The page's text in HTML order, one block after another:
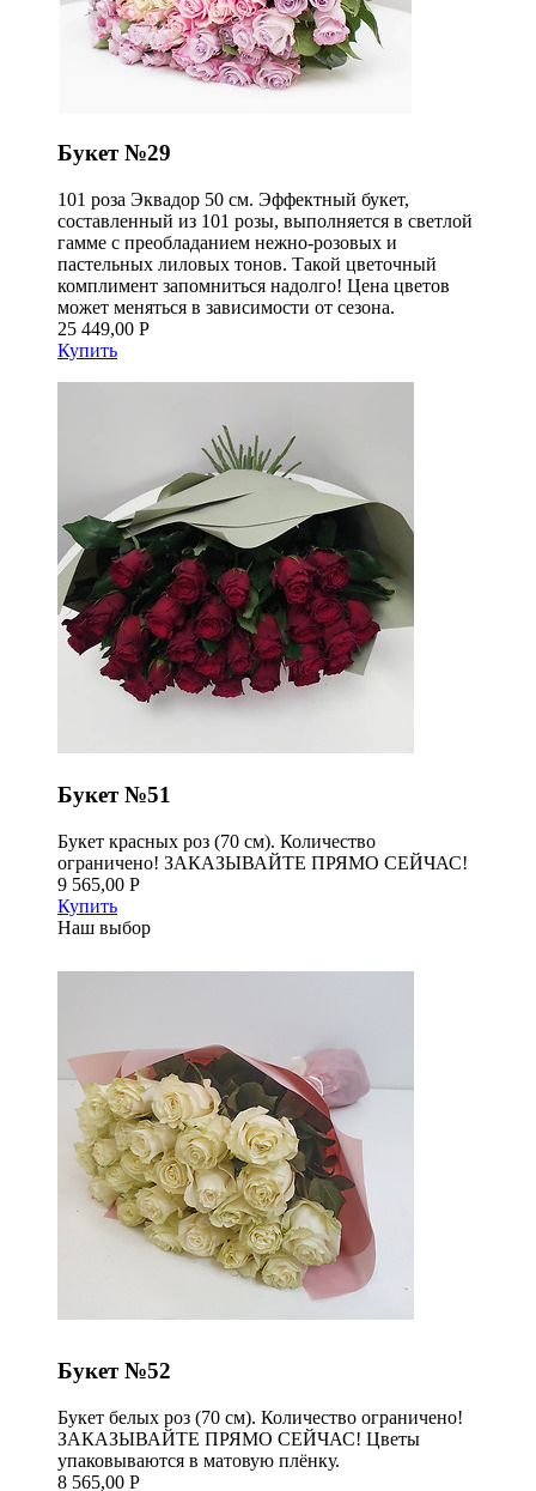
Букет №29
101 роза Эквадор 50 см. Эффектный букет,
составленный из 101 розы, выполняется в светлой
гамме с преобладанием нежно-розовых и
пастельных лиловых тонов. Такой цветочный
комплимент запомниться надолго! Цена цветов
может меняться в зависимости от сезона.
25 449,00 Р
Купить
Букет №51
Букет красных роз (70 см). Количество
ограничено! ЗАКАЗЫВАЙТЕ ПРЯМО СЕЙЧАС!
9 565,00 Р
Купить
Наш выбор
Букет №52
Букет белых роз (70 см). Количество ограничено!
ЗАКАЗЫВАЙТЕ ПРЯМО СЕЙЧАС! Цветы
упаковываются в матовую плёнку.
8 565,00 Р